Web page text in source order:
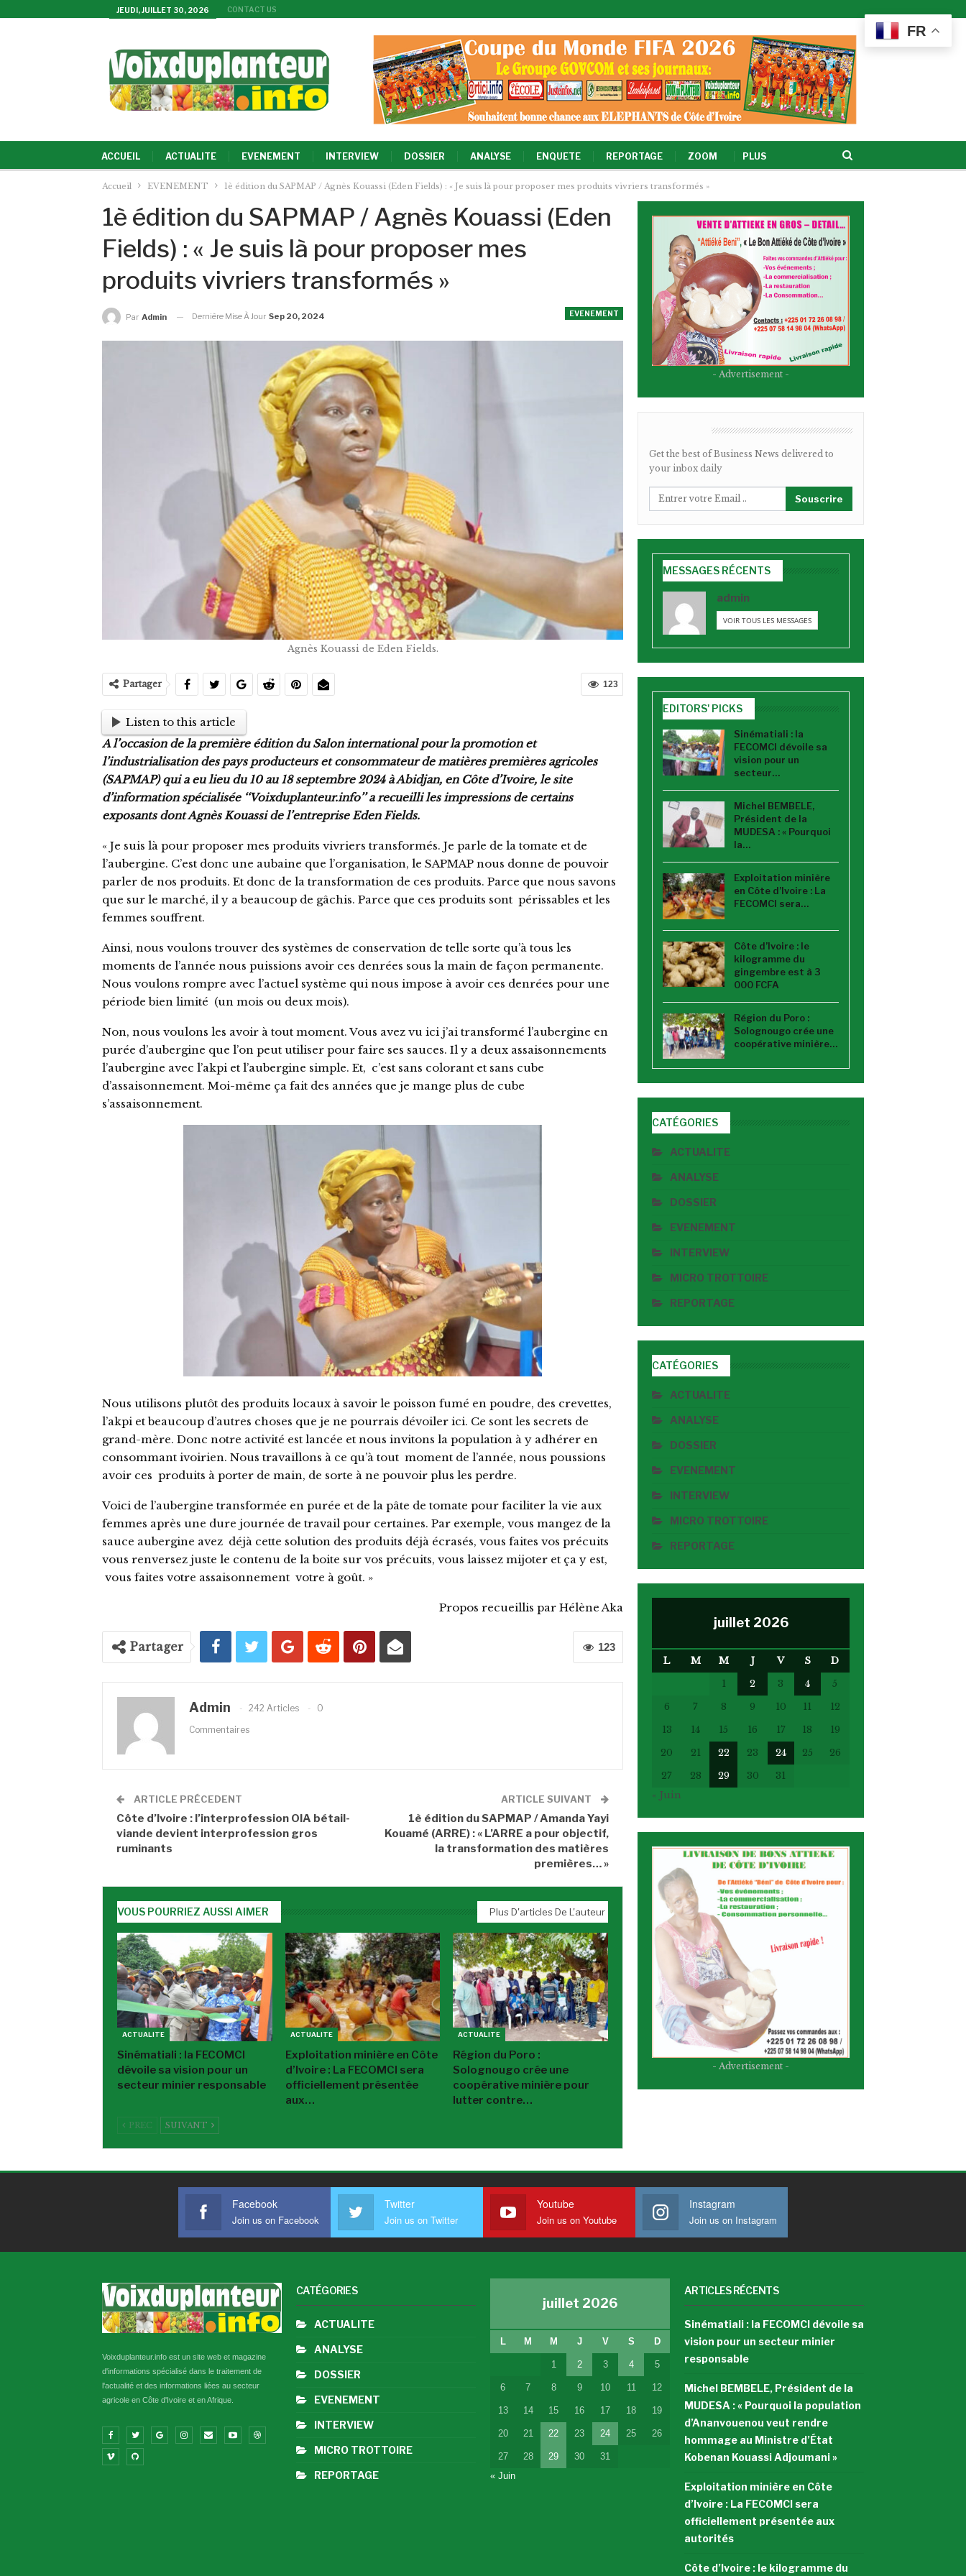
JEUDI, JUILLET 30, 2026 CONTACT US
ACCUEIL ACTUALITE EVENEMENT INTERVIEW DOSSIER ANALYSE ENQUETE REPORTAGE ZOOM PLUS
Accueil EVENEMENT 1è édition du SAPMAP / Agnès Kouassi (Eden Fields) : « Je suis là pour proposer mes produits vivriers transformés »
1è édition du SAPMAP / Agnès Kouassi (Eden
Fields) : « Je suis là pour proposer mes
produits vivriers transformés »
EVENEMENT
Par Admin Dernière Mise À Jour Sep 20, 2024
Agnès Kouassi de Eden Fields.
123
Partager
Listen to this article
A l’occasion de la première édition du Salon international pour la promotion et
l’industrialisation des pays producteurs et consommateur de matières premières agricoles
(SAPMAP) qui a eu lieu du 10 au 18 septembre 2024 à Abidjan, en Côte d’Ivoire, le site
d’information spécialisée ‘‘Voixduplanteur.info’’ a recueilli les impressions de certains
exposants dont Agnès Kouassi de l’entreprise Eden Fields.
« Je suis là pour proposer mes produits vivriers transformés. Je parle de la tomate et de
l’aubergine. C’est donc une aubaine que l’organisation, le SAPMAP nous donne de pouvoir
parler de nos produits. Et donc de la transformation de ces produits. Parce que nous savons
que sur le marché, il y a beaucoup de gâchis. Parce que ces produits sont périssables et les
femmes souffrent.
Ainsi, nous voulons trouver des systèmes de conservation de telle sorte qu’à tous les
moments de l’année nous puissions avoir ces denrées sous la main de façon permanente.
Nous voulons rompre avec l’actuel système qui nous impose à avoir ces denrées pour une
période bien limité (un mois ou deux mois).
Non, nous voulons les avoir à tout moment. Vous avez vu ici j’ai transformé l’aubergine en
purée d’aubergine que l’on peut utiliser pour faire ses sauces. Il y a deux assaisonnements
l’aubergine avec l’akpi et l’aubergine simple. Et, c’est sans colorant et sans cube
d’assaisonnement. Moi-même ça fait des années que je mange plus de cube
s’assaisonnement.
Nous utilisons plutôt des produits locaux à savoir le poisson fumé en poudre, des crevettes,
l’akpi et beaucoup d’autres choses que je ne pourrais dévoiler ici. Ce sont les secrets de
grand-mère. Donc notre activité est lancée et nous invitons la population à y adhérer en
consommant ivoirien. Nous travaillons à ce qu’à tout moment de l’année, nous poussions
avoir ces produits à porter de main, de sorte à ne pouvoir plus les perdre.
Voici de l’aubergine transformée en purée et de la pâte de tomate pour faciliter la vie aux
femmes après une dure journée de travail pour certaines. Par exemple, vous mangez de la
sauce aubergine avez déjà cette solution des produits déjà écrasés, vous faites vos précuits
vous renversez juste le contenu de la boite sur vos précuits, vous laissez mijoter et ça y est,
vous faites votre assaisonnement votre à goût. »
Propos recueillis par Hélène Aka
123
Partager
Admin 242 Articles
0
Commentaires
ARTICLE PRÉCEDENT
Côte d’Ivoire : l’interprofession OIA bétail-
viande devient interprofession gros
ruminants
ARTICLE SUIVANT
1è édition du SAPMAP / Amanda Yayi
Kouamé (ARRE) : « L’ARRE a pour objectif,
la transformation des matières
premières… »
VOUS POURRIEZ AUSSI AIMER Plus D'articles De L'auteur
ACTUALITE
Sinématiali : la FECOMCI
dévoile sa vision pour un
secteur minier responsable
ACTUALITE
Exploitation minière en Côte
d’Ivoire : La FECOMCI sera
officiellement présentée
aux…
ACTUALITE
Région du Poro :
Solognougo crée une
coopérative minière pour
lutter contre…
PREC SUIVANT
- Advertisement -
Get the best of Business News delivered to
your inbox daily
Souscrire
MESSAGES RÉCENTS
admin
VOIR TOUS LES MESSAGES
EDITORS' PICKS
Sinématiali : la
FECOMCI dévoile sa
vision pour un
secteur…
Michel BEMBELE,
Président de la
MUDESA : « Pourquoi
la…
Exploitation minière
en Côte d’Ivoire : La
FECOMCI sera…
Côte d’Ivoire : le
kilogramme du
gingembre est à 3
000 FCFA
Région du Poro :
Solognougo crée une
coopérative minière…
CATÉGORIES
ACTUALITE
ANALYSE
DOSSIER
EVENEMENT
INTERVIEW
MICRO TROTTOIRE
REPORTAGE
CATÉGORIES
ACTUALITE
ANALYSE
DOSSIER
EVENEMENT
INTERVIEW
MICRO TROTTOIRE
REPORTAGE
juillet 2026
L M M J V S
D
1
2 3 4
5
6
7 8 9 10 11
12
13
14 15 16 17 18
19
20
21 22 23 24 25
26
27
28 29 30
31
« Juin
- Advertisement -
Facebook
Join us on Facebook
Twitter
Join us on Twitter
Youtube
Join us on Youtube
Instagram
Join us on Instagram
Voixduplanteur.info est un site web et magazine
d'informations spécialisé dans le traitement de
l'actualité et des informations liées au secteur
agricole en Côte d'Ivoire et en Afrique.
CATÉGORIES
ACTUALITE
ANALYSE
DOSSIER
EVENEMENT
INTERVIEW
MICRO TROTTOIRE
REPORTAGE
juillet 2026
L M M J V S D
1 2 3 4 5
6 7 8 9 10 11 12
13 14 15 16 17 18 19
20 21 22 23 24 25 26
27 28 29 30
31
« Juin
ARTICLES RÉCENTS
Sinématiali : la FECOMCI dévoile sa
vision pour un secteur minier
responsable
Michel BEMBELE, Président de la
MUDESA : « Pourquoi la population
d’Ananvouenou veut rendre
hommage au Ministre d’État
Kobenan Kouassi Adjoumani »
Exploitation minière en Côte
d’Ivoire : La FECOMCI sera
officiellement présentée aux
autorités
Côte d’Ivoire : le kilogramme du
FR